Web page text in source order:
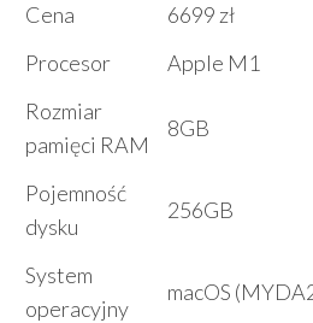
Cena
6699 zł
Procesor
Apple M1
Rozmiar
pamięci RAM
8GB
Pojemność
dysku
256GB
System
operacyjny
macOS